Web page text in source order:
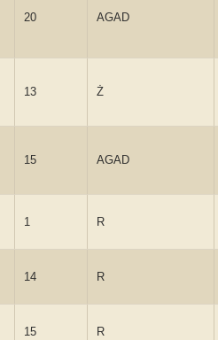
20 AGAD
13 Ż
15 AGAD
1 R
14 R
15 R